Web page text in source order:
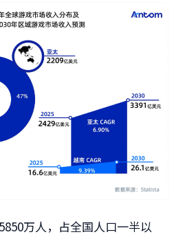
万人，占全国人口一半以